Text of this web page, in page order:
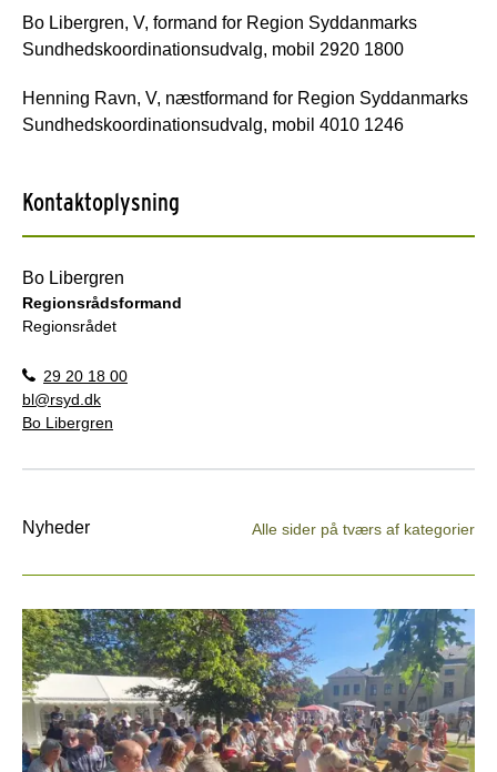
Bo Libergren, V, formand for Region Syddanmarks
Sundhedskoordinationsudvalg, mobil 2920 1800
Henning Ravn, V, næstformand for Region Syddanmarks
Sundhedskoordinationsudvalg, mobil 4010 1246
Kontaktoplysning
Bo Libergren
Regionsrådsformand
Regionsrådet
29 20 18 00
bl@rsyd.dk
Bo Libergren
Nyheder Alle sider på tværs af kategorier